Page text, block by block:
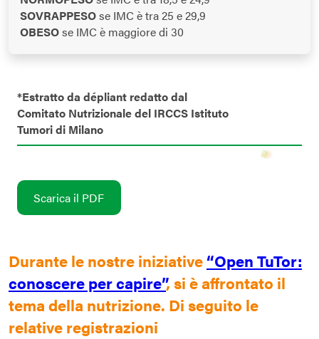
SOVRAPPESOse IMC è tra 25 e 29,9
OBESOse IMC è maggiore di 30
*Estratto da dépliant redatto dal
Comitato Nutrizionale del IRCCS Istituto
Tumori di Milano
Scarica il PDF
Durante le nostre iniziative“Open TuTor:
conoscere per capire”, si è affrontato il
tema della nutrizione. Di seguito le
relative registrazioni